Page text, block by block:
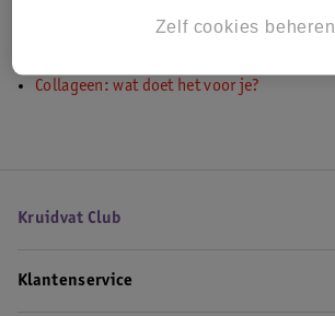
Nepwimpers zetten: zo doe je dat
Collageen: wat doet het voor je?
Kruidvat Club
Klantenservice
Zelf cookies beheren